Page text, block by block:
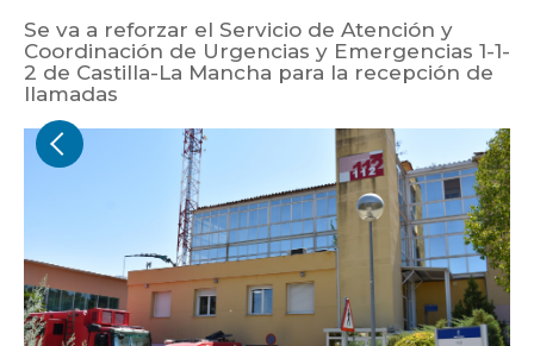
Se va a reforzar el Servicio de Atención y
Coordinación de Urgencias y Emergencias 1-1-
2 de Castilla-La Mancha para la recepción de
llamadas